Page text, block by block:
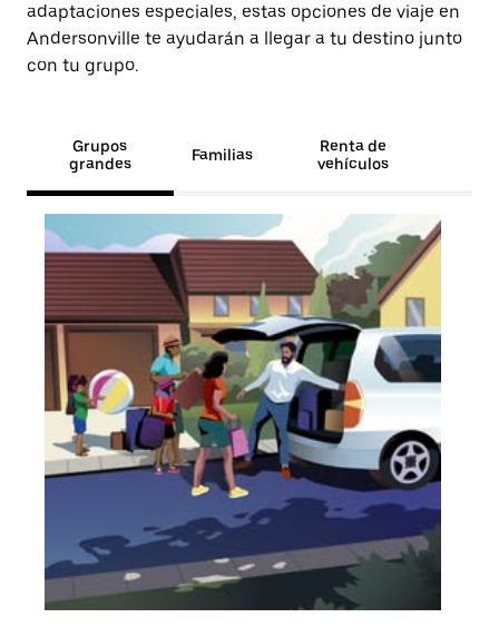
adaptaciones especiales, estas opciones de viaje en
Andersonville te ayudarán a llegar a tu destino junto
con tu grupo.
Grupos
grandes
Familias
Renta de
vehículos